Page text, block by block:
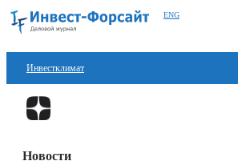
ENG
Инвестклимат
Финансы
Новости